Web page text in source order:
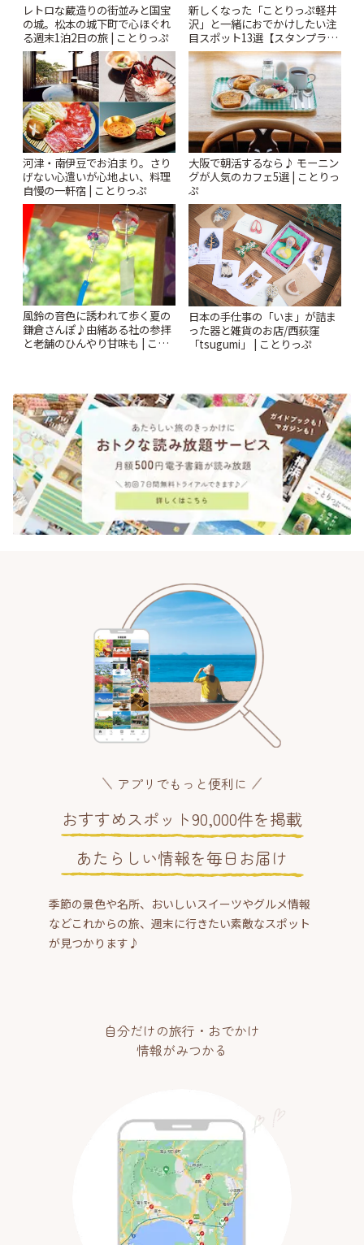
レトロな蔵造りの街並みと国宝
の城。松本の城下町で心ほぐれ
る週末1泊2日の旅 | ことりっぷ
新しくなった「ことりっぷ軽井
沢」と一緒におでかけしたい注
目スポット13選【スタンプラリ
ー開催中】 | ことりっぷ
河津・南伊豆でお泊まり。さり
げない心遣いが心地よい、料理
自慢の一軒宿 | ことりっぷ
大阪で朝活するなら♪ モーニン
グが人気のカフェ5選 | ことりっ
ぷ
風鈴の音色に誘われて歩く夏の
鎌倉さんぽ♪由緒ある社の参拝
と老舗のひんやり甘味も | こと
日本の手仕事の「いま」が詰ま
った器と雑貨のお店/西荻窪
「tsugumi」 | ことりっぷ
アプリでもっと便利に
おすすめスポット90,000件を掲載
あたらしい情報を毎日お届け
季節の景色や名所、おいしいスイーツやグルメ情報
などこれからの旅、週末に行きたい素敵なスポット
が見つかります♪
自分だけの旅行・おでかけ
情報がみつかる